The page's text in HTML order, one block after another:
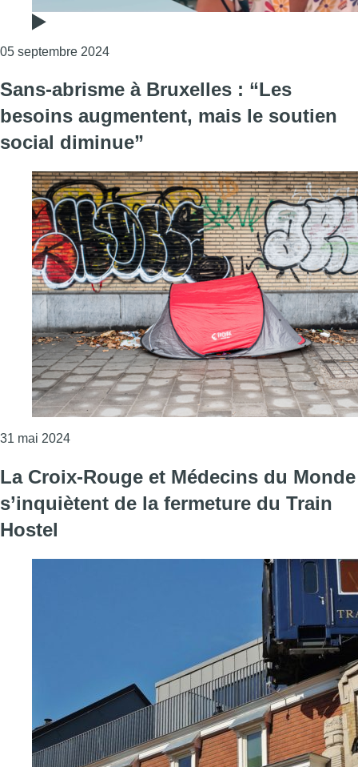
05 septembre 2024Consulter l'article "A Bruxelles, Médecins
Sans-abrisme à Bruxelles : “Les
besoins augmentent, mais le soutien
social diminue”
31 mai 2024Consulter l'article "Sans-abrisme à Bruxelles :
La Croix-Rouge et Médecins du Monde
s’inquiètent de la fermeture du Train
Hostel